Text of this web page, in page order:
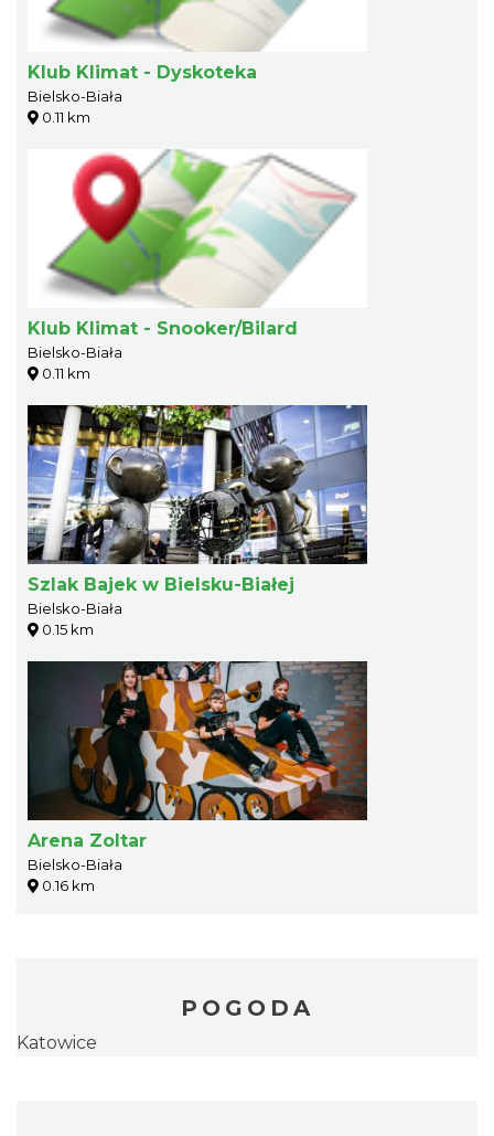
Klub Klimat - Dyskoteka
Bielsko-Biała
0.11 km
Klub Klimat - Snooker/Bilard
Bielsko-Biała
0.11 km
Szlak Bajek w Bielsku-Białej
Bielsko-Biała
0.15 km
Arena Zoltar
Bielsko-Biała
0.16 km
POGODA
Katowice